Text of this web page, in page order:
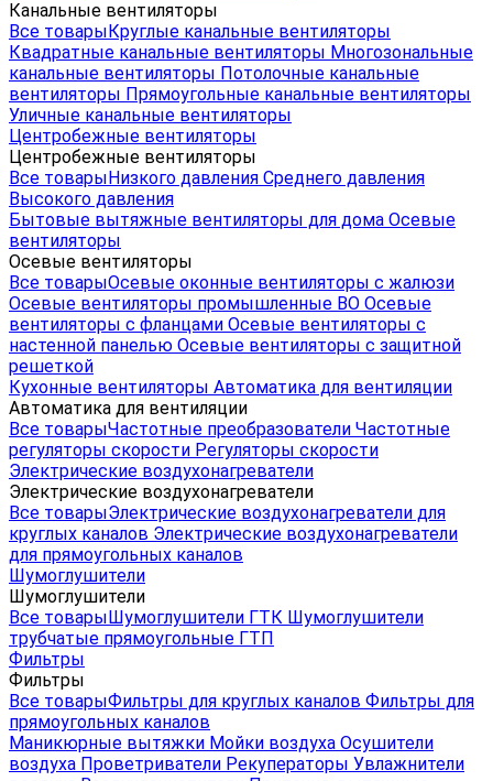
Канальные вентиляторы
Все товарыКруглые канальные вентиляторы
Квадратные канальные вентиляторы Многозональные
канальные вентиляторы Потолочные канальные
вентиляторы Прямоугольные канальные вентиляторы
Уличные канальные вентиляторы
Центробежные вентиляторы
Центробежные вентиляторы
Все товарыНизкого давления Среднего давления
Высокого давления
Бытовые вытяжные вентиляторы для дома Осевые
вентиляторы
Осевые вентиляторы
Все товарыОсевые оконные вентиляторы с жалюзи
Осевые вентиляторы промышленные ВО Осевые
вентиляторы с фланцами Осевые вентиляторы с
настенной панелью Осевые вентиляторы с защитной
решеткой
Кухонные вентиляторы Автоматика для вентиляции
Автоматика для вентиляции
Все товарыЧастотные преобразователи Частотные
регуляторы скорости Регуляторы скорости
Электрические воздухонагреватели
Электрические воздухонагреватели
Все товарыЭлектрические воздухонагреватели для
круглых каналов Электрические воздухонагреватели
для прямоугольных каналов
Шумоглушители
Шумоглушители
Все товарыШумоглушители ГТК Шумоглушители
трубчатые прямоугольные ГТП
Фильтры
Фильтры
Все товарыФильтры для круглых каналов Фильтры для
прямоугольных каналов
Маникюрные вытяжки Мойки воздуха Осушители
воздуха Проветриватели Рекуператоры Увлажнители